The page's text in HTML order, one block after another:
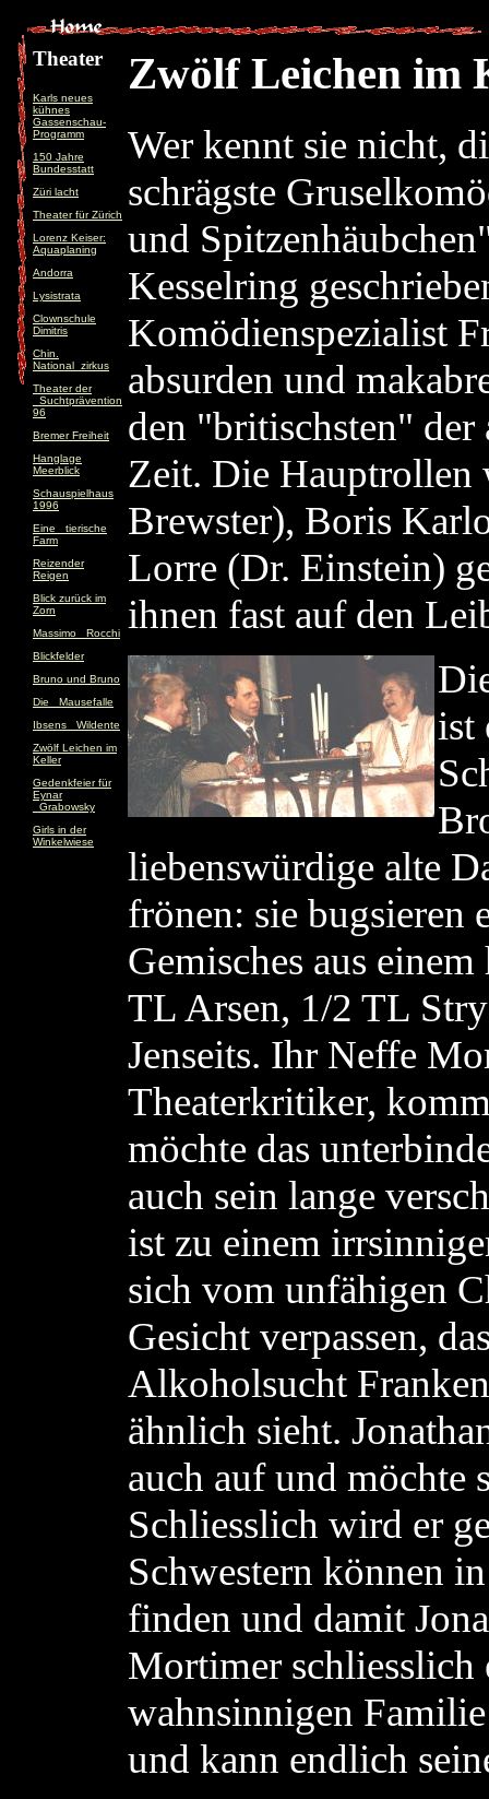
Theater
Karls neues
kühnes
Gassenschau-
Programm
150 Jahre
Bundesstatt
Züri lacht
Theater für Zürich
Lorenz Keiser:
Aquaplaning
Andorra
Lysistrata
Clownschule
Dimitris
Chin.
National_zirkus
Theater der
_Suchtprävention
96
Bremer Freiheit
Hanglage
Meerblick
Schauspielhaus
1996
Eine _tierische
Farm
Reizender
Reigen
Blick zurück im
Zorn
Massimo _Rocchi
Blickfelder
Bruno und Bruno
Die _Mausefalle
Ibsens _Wildente
Zwölf Leichen im
Keller
Gedenkfeier für
Eynar
_Grabowsky
Girls in der
Winkelwiese
Zwölf Leichen im
Wer kennt sie nicht,
schrägste
und
Kesselring
Komödienspezialist
absurden und
den "britischsten"
Zeit. Die
Brewster), Boris
Lorre (Dr. Einstein)
ihnen fast auf den
ist
liebenswürdige alte
frönen: sie bugsieren
Gemisches aus
TL Arsen, 1/2 TL
Jenseits. Ihr Neffe
Theaterkritiker,
möchte das
auch sein lange
ist zu einem
sich vom unfähigen
Gesicht verpassen,
Alkoholsucht
ähnlich sieht.
auch auf und möchte
Schliesslich wird er
Schwestern können
finden und damit
Mortimer schliesslich
wahnsinnigen
und kann endlich